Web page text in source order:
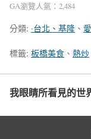
GA瀏覽人氣：2,484
分類: ‧台北、基隆 、
標籤: 板橋美食 、 熱炒
我眼睛所看見的世